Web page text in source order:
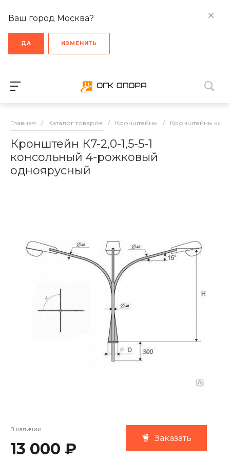
Ваш город Москва?
ДА ИЗМЕНИТЬ
Главная / Каталог товаров / Кронштейны / Кронштейны
Кронштейн К7-2,0-1,5-5-1
консольный 4-рожковый
одноярусный
В наличии
13 000 ₽
Заказать